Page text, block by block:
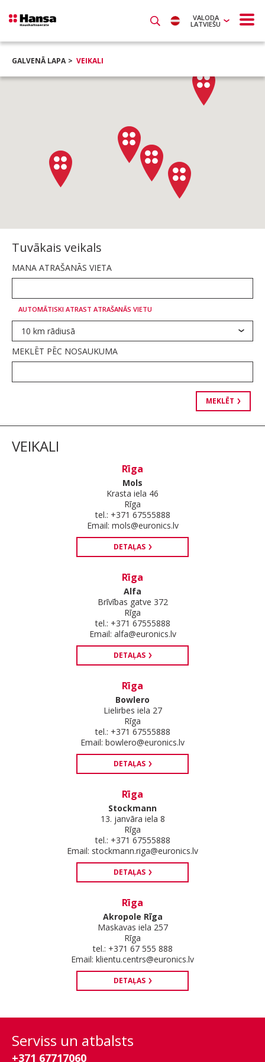
VALODA
LATVIEŠU
GALVENĀ LAPA VEIKALI
Tuvākais veikals
MANA ATRAŠANĀS VIETA
AUTOMĀTISKI ATRAST ATRAŠANĀS VIETU
10 km rādiusā
MEKLĒT PĒC NOSAUKUMA
MEKLĒT
VEIKALI
Rīga
Mols
Krasta iela 46
Rīga
tel.: +371 67555888
Email: mols@euronics.lv
DETAĻAS
Rīga
Alfa
Brīvības gatve 372
Rīga
tel.: +371 67555888
Email: alfa@euronics.lv
DETAĻAS
Rīga
Bowlero
Lielirbes iela 27
Rīga
tel.: +371 67555888
Email: bowlero@euronics.lv
DETAĻAS
Rīga
Stockmann
13. janvāra iela 8
Rīga
tel.: +371 67555888
Email: stockmann.riga@euronics.lv
DETAĻAS
Rīga
Akropole Rīga
Maskavas iela 257
Rīga
tel.: +371 67 555 888
Email: klientu.centrs@euronics.lv
DETAĻAS
Serviss un atbalsts
+371 67717060